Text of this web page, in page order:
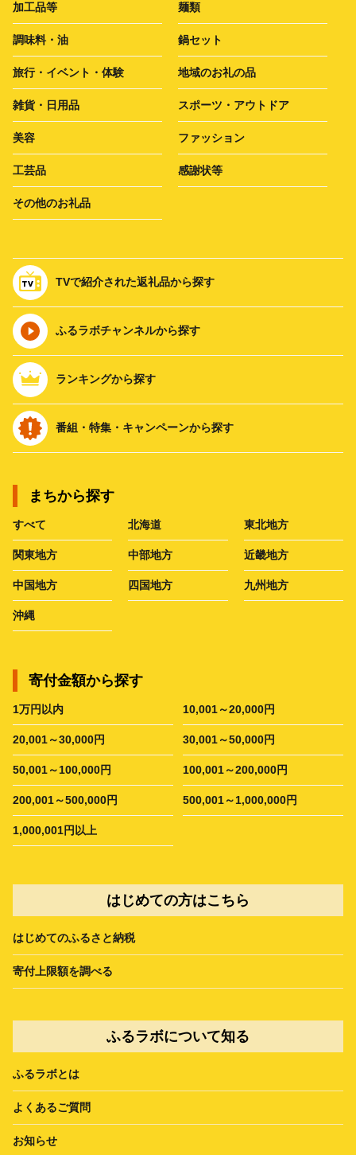
加工品等 麺類
調味料・油 鍋セット
旅行・イベント・体験 地域のお礼の品
雑貨・日用品 スポーツ・アウトドア
美容 ファッション
工芸品 感謝状等
その他のお礼品
TVで紹介された返礼品から探す
ふるラボチャンネルから探す
ランキングから探す
番組・特集・キャンペーンから探す
まちから探す
すべて 北海道 東北地方
関東地方 中部地方 近畿地方
中国地方 四国地方 九州地方
沖縄
寄付金額から探す
1万円以内 10,001～20,000円
20,001～30,000円 30,001～50,000円
50,001～100,000円 100,001～200,000円
200,001～500,000円 500,001～1,000,000円
1,000,001円以上
はじめての方はこちら
はじめてのふるさと納税
寄付上限額を調べる
ふるラボについて知る
ふるラボとは
よくあるご質問
お知らせ